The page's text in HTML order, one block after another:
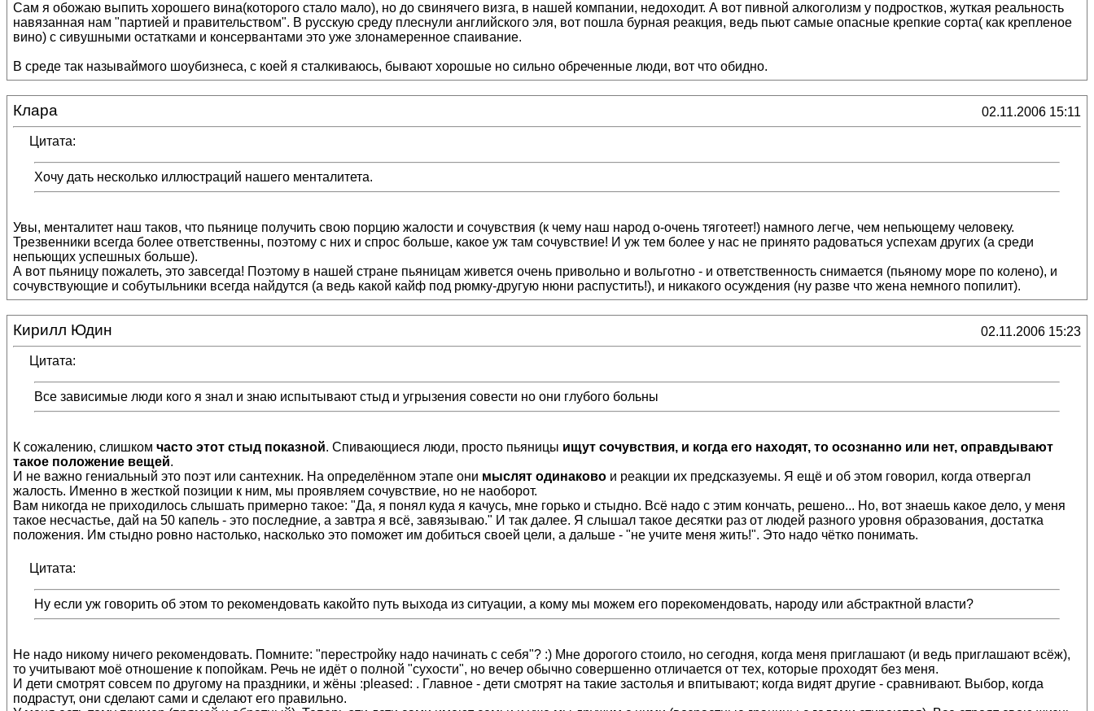
Сам я обожаю выпить хорошего вина(которого стало мало), но до свинячего визга, в нашей компании, недоходит. А вот пивной алкоголизм у подростков, жуткая реальность
навязанная нам "партией и правительством". В русскую среду плеснули английского эля, вот пошла бурная реакция, ведь пьют самые опасные крепкие сорта( как крепленое
вино) с сивушными остатками и консервантами это уже злонамеренное спаивание.
В среде так называймого шоубизнеса, с коей я сталкиваюсь, бывают хорошые но сильно обреченные люди, вот что обидно.
Клара 02.11.2006 15:11
Цитата:
Хочу дать несколько иллюстраций нашего менталитета.
Увы, менталитет наш таков, что пьянице получить свою порцию жалости и сочувствия (к чему наш народ о-очень тяготеет!) намного легче, чем непьющему человеку.
Трезвенники всегда более ответственны, поэтому с них и спрос больше, какое уж там сочувствие! И уж тем более у нас не принято радоваться успехам других (а среди
непьющих успешных больше).
А вот пьяницу пожалеть, это завсегда! Поэтому в нашей стране пьяницам живется очень привольно и вольготно - и ответственность снимается (пьяному море по колено), и
сочувствующие и собутыльники всегда найдутся (а ведь какой кайф под рюмку-другую нюни распустить!), и никакого осуждения (ну разве что жена немного попилит).
Кирилл Юдин 02.11.2006 15:23
Цитата:
Все зависимые люди кого я знал и знаю испытывают стыд и угрызения совести но они глубого больны
К сожалению, слишком часто этот стыд показной. Спивающиеся люди, просто пьяницы ищут сочувствия, и когда его находят, то осознанно или нет, оправдывают
такое положение вещей.
И не важно гениальный это поэт или сантехник. На определённом этапе они мыслят одинаково и реакции их предсказуемы. Я ещё и об этом говорил, когда отвергал
жалость. Именно в жесткой позиции к ним, мы проявляем сочувствие, но не наоборот.
Вам никогда не приходилось слышать примерно такое: "Да, я понял куда я качусь, мне горько и стыдно. Всё надо с этим кончать, решено... Но, вот знаешь какое дело, у меня
такое несчастье, дай на 50 капель - это последние, а завтра я всё, завязываю." И так далее. Я слышал такое десятки раз от людей разного уровня образования, достатка
положения. Им стыдно ровно настолько, насколько это поможет им добиться своей цели, а дальше - "не учите меня жить!". Это надо чётко понимать.
Цитата:
Ну если уж говорить об этом то рекомендовать какойто путь выхода из ситуации, а кому мы можем его порекомендовать, народу или абстрактной власти?
Не надо никому ничего рекомендовать. Помните: "перестройку надо начинать с себя"? :) Мне дорогого стоило, но сегодня, когда меня приглашают (и ведь приглашают всёж),
то учитывают моё отношение к попойкам. Речь не идёт о полной "сухости", но вечер обычно совершенно отличается от тех, которые проходят без меня.
И дети смотрят совсем по другому на праздники, и жёны :pleased: . Главное - дети смотрят на такие застолья и впитывают; когда видят другие - сравнивают. Выбор, когда
подрастут, они сделают сами и сделают его правильно.